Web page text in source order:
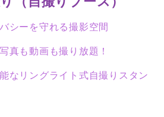
シーを守れる撮影空間
真も動画も撮り放題！
なリングライト式自撮りスタン